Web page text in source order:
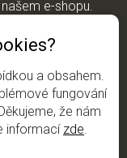
a obsahem.
fungování
že nám
informací zde.
e-shopu.
podmínkami